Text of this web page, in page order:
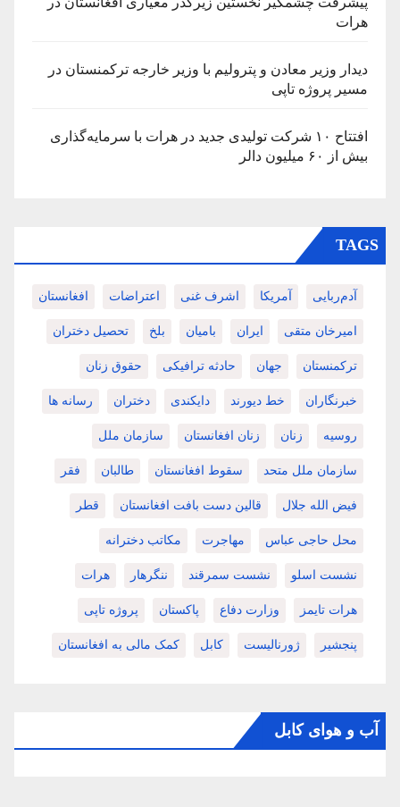
هرات
دیدار وزیر معادن و پترولیم با وزیر خارجه ترکمنستان در
مسیر پروژه تاپی
افتتاح ۱۰ شرکت تولیدی جدید در هرات با سرمایه‌گذاری
بیش از ۶۰ میلیون دالر
TAGS
آدم‌ربایی آمریکا اشرف غنی اعتراضات افغانستان
امیرخان متقی ایران بامیان بلخ تحصیل دختران
ترکمنستان جهان حادثه ترافیکی حقوق زنان
خبرنگاران خط دیورند دایکندی دختران رسانه ها
روسیه زنان زنان افغانستان سازمان ملل
سازمان ملل متحد سقوط افغانستان طالبان فقر
فیض الله جلال قالین دست بافت افغانستان قطر
محل حاجی عباس مهاجرت مکاتب دخترانه
نشست اسلو نشست سمرقند ننگرهار هرات
هرات تایمز وزارت دفاع پاکستان پروژه تاپی
پنجشیر ژورنالیست کابل کمک مالی به افغانستان
آب و هوای کابل